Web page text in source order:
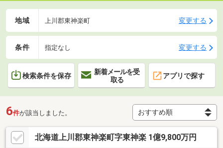
地域 上川郡東神楽町 変更する
条件 指定なし 変更する
検索条件を保存
新着メールを受
取る
アプリで探す
6件が該当しました。
北海道上川郡東神楽町字東神楽 1億9,800万円